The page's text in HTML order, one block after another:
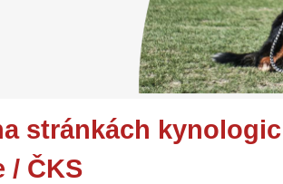
stránkách
/ ČKS